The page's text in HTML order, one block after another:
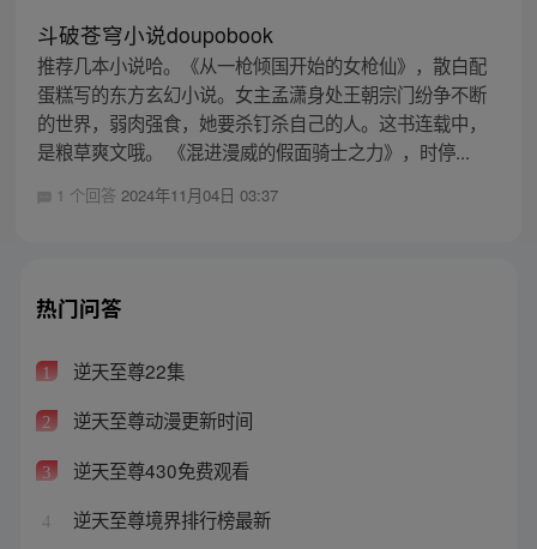
斗破苍穹小说doupobook
推荐几本小说哈。《从一枪倾国开始的女枪仙》，散白配
蛋糕写的东方玄幻小说。女主孟潇身处王朝宗门纷争不断
的世界，弱肉强食，她要杀钉杀自己的人。这书连载中，
是粮草爽文哦。 《混进漫威的假面骑士之力》，时停...
1 个回答 2024年11月04日 03:37
热门问答
1 逆天至尊22集
2 逆天至尊动漫更新时间
3 逆天至尊430免费观看
4 逆天至尊境界排行榜最新